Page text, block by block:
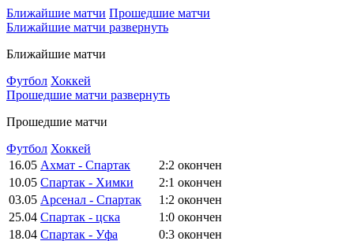
Ближайшие матчи Прошедшие матчи
Ближайшие матчи развернуть
Ближайшие матчи
Футбол Хоккей
Прошедшие матчи развернуть
Прошедшие матчи
Футбол Хоккей
16.05 Ахмат - Спартак 2:2 окончен
10.05 Спартак - Химки 2:1 окончен
03.05 Арсенал - Спартак 1:2 окончен
25.04 Спартак - цска 1:0 окончен
18.04 Спартак - Уфа 0:3 окончен